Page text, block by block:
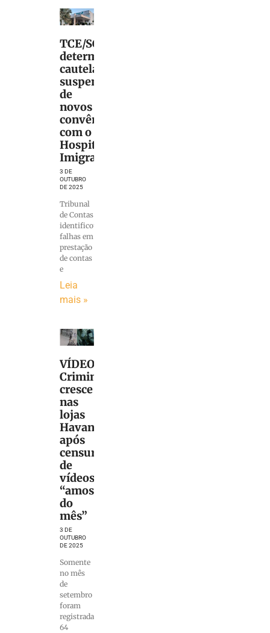
TCE/SC
determina
cautelarmente
suspensão
de
novos
convênios
com o
Hospital
Imigrantes
3 DE
OUTUBRO
DE 2025
Tribunal
de Contas
identificou
falhas em
prestação
de contas
e
Leia
mais »
VÍDEO:
Criminalidade
cresce
nas
lojas
Havan
após
censura
de
vídeos
“amostradinhos
do
mês”
3 DE
OUTUBRO
DE 2025
Somente
no mês
de
setembro
foram
registradas
64